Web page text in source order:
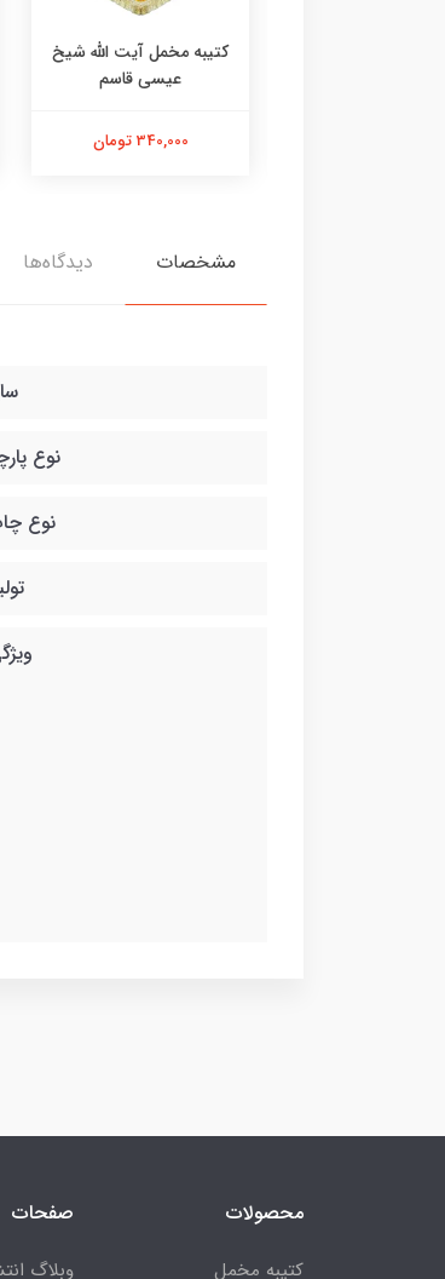
کتیبه مخمل آیت الله شیخ
عیسی قاسم
340,000 تومان
مشخصات دیدگاه‌ها
نوع
نوع
محصولات
کتیبه مخمل
صفحات
وبلاگ